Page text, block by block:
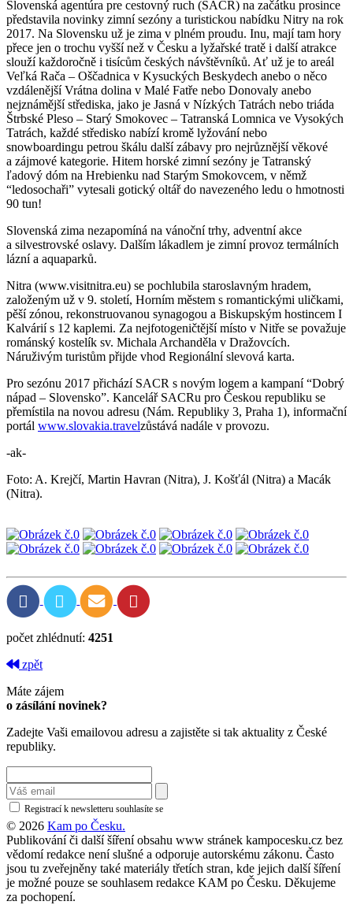
Slovenská agentúra pre cestovný ruch (SACR) na začátku prosince
představila novinky zimní sezóny a turistickou nabídku Nitry na rok
2017. Na Slovensku už je zima v plném proudu. Inu, mají tam hory
přece jen o trochu vyšší než v Česku a lyžařské tratě i další atrakce
slouží každoročně i tisícům českých návštěvníků. Ať už je to areál
Veľká Rača – Oščadnica v Kysuckých Beskydech anebo o něco
vzdálenější Vrátna dolina v Malé Fatře nebo Donovaly anebo
nejznámější střediska, jako je Jasná v Nízkých Tatrách nebo triáda
Štrbské Pleso – Starý Smokovec – Tatranská Lomnica ve Vysokých
Tatrách, každé středisko nabízí kromě lyžování nebo
snowboardingu petrou škálu další zábavy pro nejrůznější věkové
a zájmové kategorie. Hitem horské zimní sezóny je Tatranský
ľadový dóm na Hrebienku nad Starým Smokovcem, v němž
“ledosochaři” vytesali gotický oltář do navezeného ledu o hmotnosti
90 tun!
Slovenská zima nezapomíná na vánoční trhy, adventní akce
a silvestrovské oslavy. Dalším lákadlem je zimní provoz termálních
lázní a aquaparků.
Nitra (www.visitnitra.eu) se pochlubila staroslavným hradem,
založeným už v 9. století, Horním městem s romantickými uličkami,
pěší zónou, rekonstruovanou synagogou a Biskupským hostincem I
Kalvárií s 12 kaplemi. Za nejfotogeničtější místo v Nitře se považuje
románský kostelík sv. Michala Archanděla v Dražovcích.
Náruživým turistům přijde vhod Regionální slevová karta.
Pro sezónu 2017 přichází SACR s novým logem a kampaní “Dobrý
nápad – Slovensko”. Kancelář SACRu pro Českou republiku se
přemístila na novou adresu (Nám. Republiky 3, Praha 1), informační
portál www.slovakia.travelzůstává nadále v provozu.
-ak-
Foto: A. Krejčí, Martin Havran (Nitra), J. Košťál (Nitra) a Macák
(Nitra).
počet zhlédnutí: 4251
zpět
Máte zájem
o zásílání novinek?
Zadejte Vaši emailovou adresu a zajistěte si tak aktuality z České
republiky.
Registrací k newsletteru souhlasíte se
© 2026 Kam po Česku.
Publikování či další šíření obsahu www stránek kampocesku.cz bez
vědomí redakce není slušné a odporuje autorskému zákonu. Často
jsou tu zveřejněny také materiály třetích stran, kde jejich další šíření
je možné pouze se souhlasem redakce KAM po Česku. Děkujeme
za pochopení.